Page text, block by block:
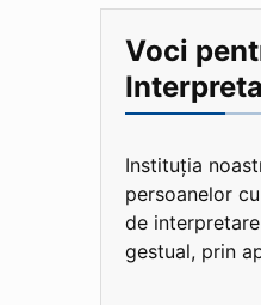
Voci
Instituția
persoanelor
de
gestual, prin